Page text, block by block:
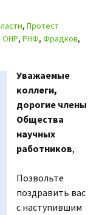
, Протест
ОНР, РНФ, Фрадков,
Уважаемые
коллеги,
дорогие члены
Общества
научных
работников,
Позвольте
поздравить вас
с наступившим